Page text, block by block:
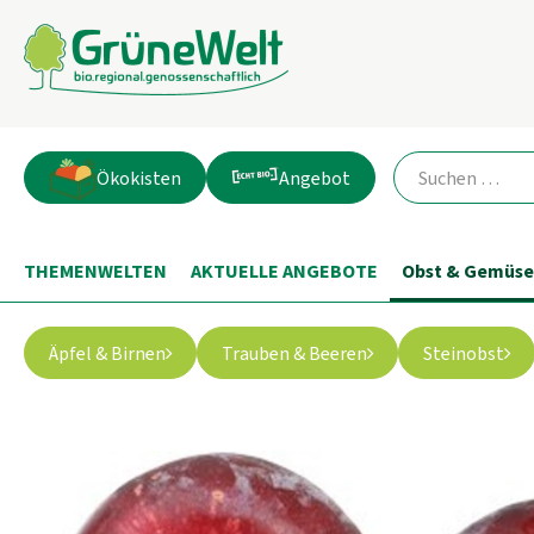
Ökokisten Angebot
THEMENWELTEN AKTUELLE ANGEBOTE Obst & Gemüse
Äpfel & Birnen Trauben & Beeren Steinobst